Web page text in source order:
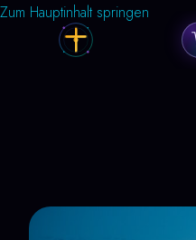
Zum Hauptinhalt springen